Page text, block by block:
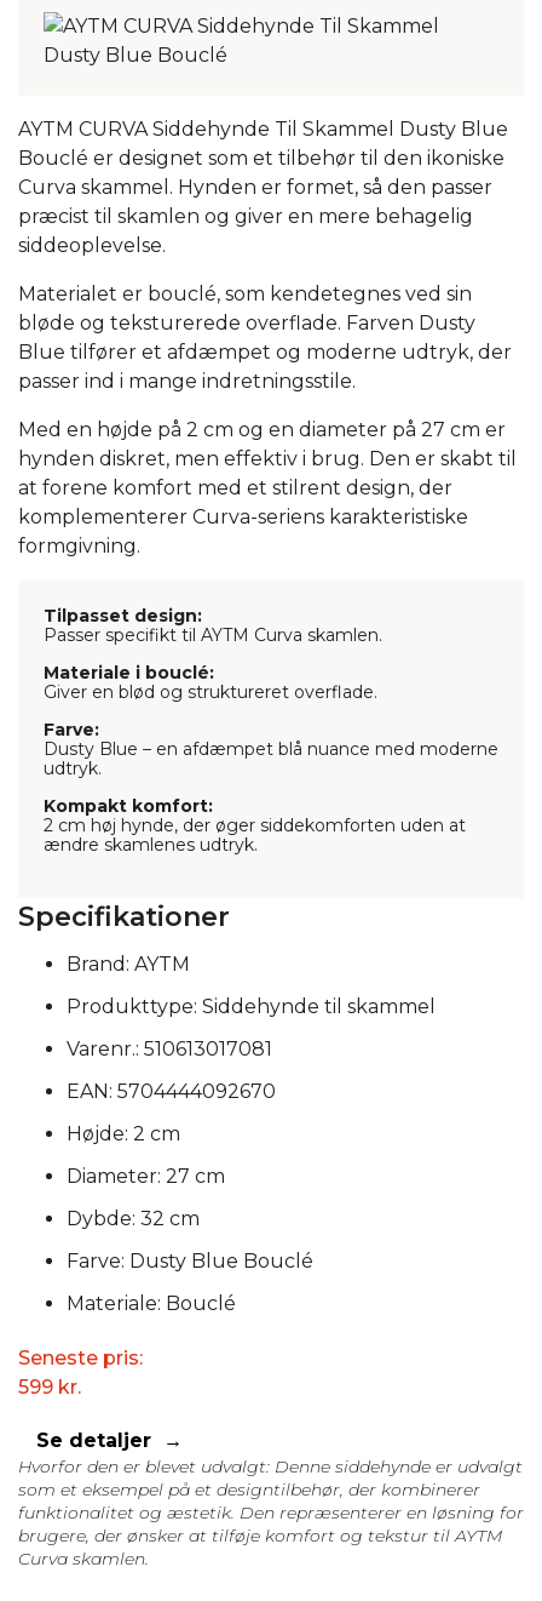
Hvorfor den er blevet udvalgt: Denne siddehynde er udvalgt
som et eksempel på et designtilbehør, der kombinerer
funktionalitet og æstetik. Den repræsenterer en løsning for
brugere, der ønsker at tilføje komfort og tekstur til AYTM
Curva skamlen.
AYTM CURVA Siddehynde Til Skammel Dusty Blue
Bouclé er designet som et tilbehør til den ikoniske
Curva skammel. Hynden er formet, så den passer
præcist til skamlen og giver en mere behagelig
siddeoplevelse.
Materialet er bouclé, som kendetegnes ved sin
bløde og teksturerede overflade. Farven Dusty
Blue tilfører et afdæmpet og moderne udtryk, der
passer ind i mange indretningsstile.
Med en højde på 2 cm og en diameter på 27 cm er
hynden diskret, men effektiv i brug. Den er skabt til
at forene komfort med et stilrent design, der
komplementerer Curva-seriens karakteristiske
formgivning.
Tilpasset design:
Passer specifikt til AYTM Curva skamlen.
Materiale i bouclé:
Giver en blød og struktureret overflade.
Farve:
Dusty Blue – en afdæmpet blå nuance med moderne
udtryk.
Kompakt komfort:
2 cm høj hynde, der øger siddekomforten uden at
ændre skamlenes udtryk.
Specifikationer
Brand: AYTM
Produkttype: Siddehynde til skammel
Varenr.: 510613017081
EAN: 5704444092670
Højde: 2 cm
Diameter: 27 cm
Dybde: 32 cm
Farve: Dusty Blue Bouclé
Materiale: Bouclé
Seneste pris:
599 kr.
Se detaljer